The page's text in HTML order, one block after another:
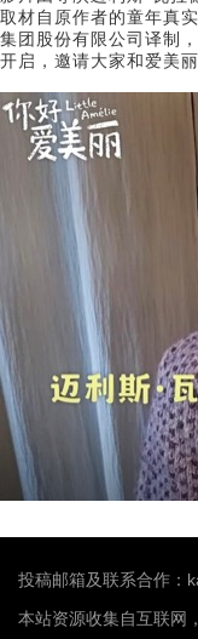
取材自原作者的童年真
集团股份有限公司译制
开启，邀请大家和爱美
投稿邮箱及联系合作：
本站资源收集自互联网